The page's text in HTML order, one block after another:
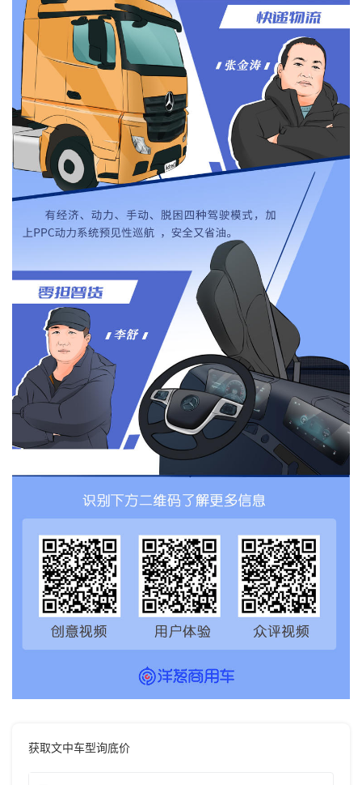
获取文中车型询底价